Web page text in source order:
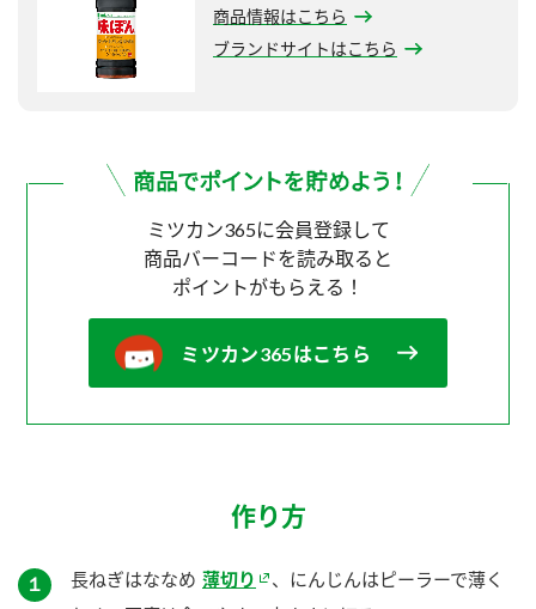
商品情報はこちら
ブランドサイトはこちら
ミツカン365に会員登録して
商品バーコードを読み取ると
ポイントがもらえる！
ミツカン365はこちら
作り方
１ 長ねぎはななめ 薄切り
、にんじんはピーラーで薄く